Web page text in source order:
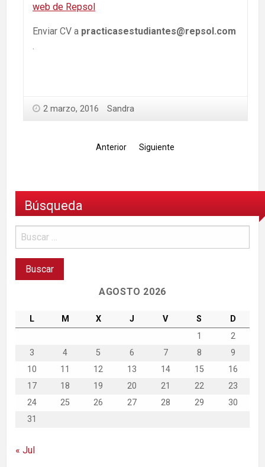
web de Repsol
Enviar CV a practicasestudiantes@repsol.com
.
2 marzo, 2016 Sandra
Anterior Siguiente
Búsqueda
AGOSTO 2026
L M X J V S
D
1
2
3
4 5 6 7 8
9
10
11 12 13 14 15
16
17
18 19 20 21 22
23
24
25 26 27 28 29
30
31
« Jul